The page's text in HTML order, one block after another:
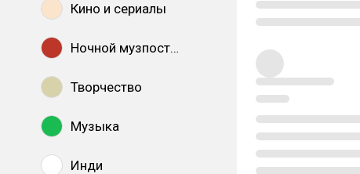
Кино и сериалы
Ночной музпостинг
Творчество
Музыка
Инди